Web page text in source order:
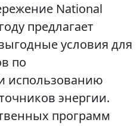
National
предлагает
условия для
по
использованию
энергии.
программ